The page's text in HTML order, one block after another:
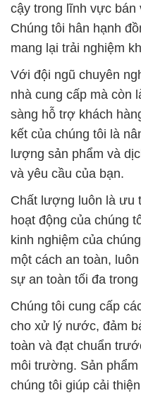
nhà cung cấp mà còn
sàng hỗ trợ khách
kết của chúng tôi là
lượng sản phẩm và
và yêu cầu của bạn.
Chất lượng luôn là ưu
hoạt động của chúng
kinh nghiệm của
một cách an toàn,
sự an toàn tối đa
Chúng tôi cung cấp
cho xử lý nước, đảm
toàn và đạt chuẩn
môi trường. Sản
chúng tôi giúp cải
sức khỏe con người
Đội ngũ nhân viên
đào tạo chuyên
bảo chất lượng và an